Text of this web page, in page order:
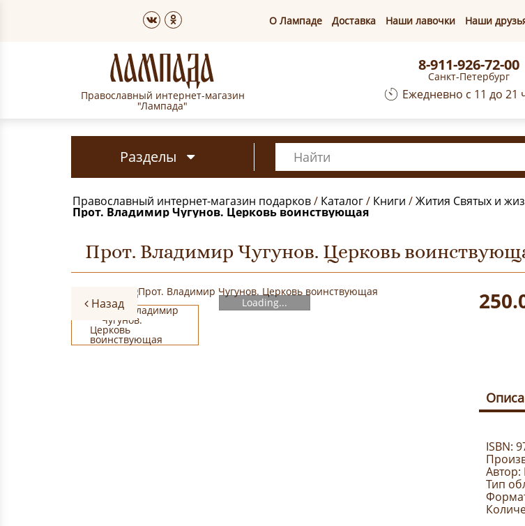
О Лампаде Доставка Наши лавочки Наши
Православный интернет-магазин
"Лампада"
8-911-926-72-00
Санкт-Петербург
Ежедневно с 11 до 21
Разделы
Православный интернет-магазин подарков/ Каталог/ Книги /Жития Святых и
Прот. Владимир Чугунов. Церковь воинствующая
Прот. Владимир Чугунов. Церковь
Loading...
Назад
ISBN:
Тип